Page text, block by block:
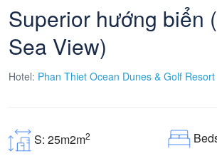
Superior hướng biển
Sea View)
Hotel: Phan Thiet Ocean Dunes & Golf Resort
S: 25m2m2